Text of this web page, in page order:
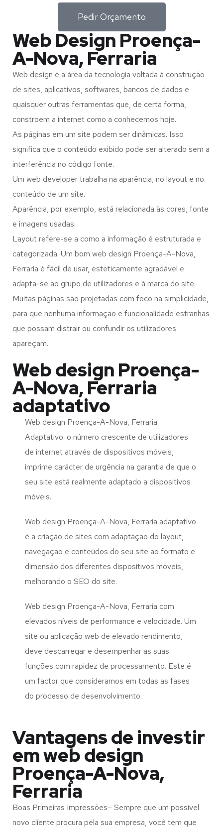
Pedir Orçamento
Web Design Proença-
A-Nova, Ferraria
Web design é a área da tecnologia voltada à construção
de sites, aplicativos, softwares, bancos de dados e
quaisquer outras ferramentas que, de certa forma,
constroem a internet como a conhecemos hoje.
As páginas em um site podem ser dinâmicas. Isso
significa que o conteúdo exibido pode ser alterado sem a
interferência no código fonte.
Um web developer trabalha na aparência, no layout e no
conteúdo de um site.
Aparência, por exemplo, está relacionada às cores, fonte
e imagens usadas.
Layout refere-se a como a informação é estruturada e
categorizada. Um bom web design Proença-A-Nova,
Ferraria é fácil de usar, esteticamente agradável e
adapta-se ao grupo de utilizadores e à marca do site.
Muitas páginas são projetadas com foco na simplicidade,
para que nenhuma informação e funcionalidade estranhas
que possam distrair ou confundir os utilizadores
apareçam.
Web design Proença-
A-Nova, Ferraria
adaptativo
Web design Proença-A-Nova, Ferraria
Adaptativo: o número crescente de utilizadores
de internet através de dispositivos móveis,
imprime carácter de urgência na garantia de que o
seu site está realmente adaptado a dispositivos
móveis.
Web design Proença-A-Nova, Ferraria adaptativo
é a criação de sites com adaptação do layout,
navegação e conteúdos do seu site ao formato e
dimensão dos diferentes dispositivos móveis,
melhorando o SEO do site.
Web design Proença-A-Nova, Ferraria com
elevados níveis de performance e velocidade. Um
site ou aplicação web de elevado rendimento,
deve descarregar e desempenhar as suas
funções com rapidez de processamento. Este é
um factor que consideramos em todas as fases
do processo de desenvolvimento.
Vantagens de investir
em web design
Proença-A-Nova,
Ferraria
Boas Primeiras Impressões– Sempre que um possível
novo cliente procura pela sua empresa, você tem que